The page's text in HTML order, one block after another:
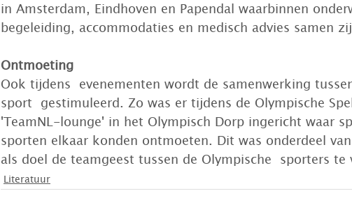
in Amsterdam, Eindhoven en Papendal waarbinnen
begeleiding, accommodaties en medisch advies samen
Ontmoeting
Ook tijdens  evenementen wordt de samenwerking
sport  gestimuleerd. Zo was er tijdens de Olympische
'TeamNL-lounge' in het Olympisch Dorp ingericht waar
sporten elkaar konden ontmoeten. Dit was onderdeel
als doel de teamgeest tussen de Olympische  sporters te
Literatuur